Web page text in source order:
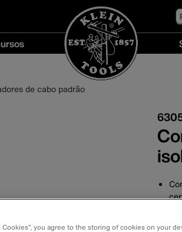
de cabo padrão
Cookies”, you agree to the storing of cookies on your